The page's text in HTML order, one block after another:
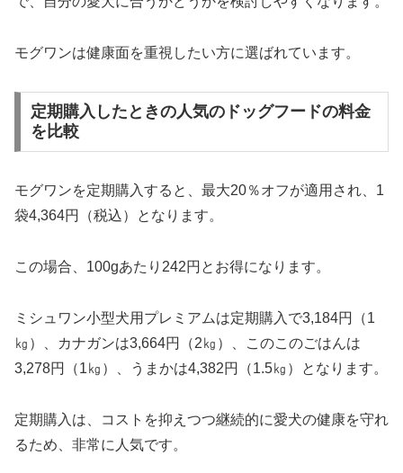
モグワンは健康面を重視したい方に選ばれています。
定期購入したときの人気のドッグフードの料金
を比較
モグワンを定期購入すると、最大20％オフが適用され、1
袋4,364円（税込）となります。
この場合、100gあたり242円とお得になります。
ミシュワン小型犬用プレミアムは定期購入で3,184円（1
㎏）、カナガンは3,664円（2㎏）、このこのごはんは
3,278円（1㎏）、うまかは4,382円（1.5㎏）となります。
定期購入は、コストを抑えつつ継続的に愛犬の健康を守れ
るため、非常に人気です。